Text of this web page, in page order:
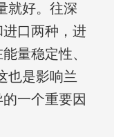
就好。往深
口两种，进
量稳定性、
也是影响兰
一个重要因